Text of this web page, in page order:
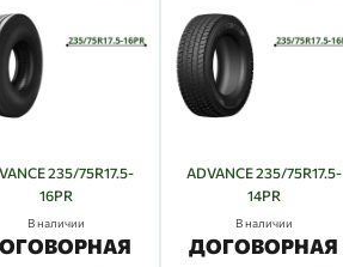
235/75R17.5-
16PR
В наличии
ADVANCE 235/75R17.5-
14PR
В наличии
ДОГОВОРНАЯ